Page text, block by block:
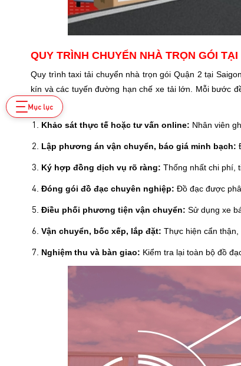
QUY TRÌNH CHUYỂN NHÀ TRỌN GÓI
Quy trình taxi tải chuyển nhà trọn gói Quận 2 tại
kín và các tuyến đường hạn chế xe tải lớn. Mỗi bước
hàng.
Khảo sát thực tế hoặc tư vấn online: Nhân viên
Lập phương án vận chuyển, báo giá minh bạch:
Ký hợp đồng dịch vụ rõ ràng: Thống nhất chi phí,
Đóng gói đồ đạc chuyên nghiệp: Đồ đạc được
Điều phối phương tiện vận chuyển: Sử dụng xe
Vận chuyển, bốc xếp, lắp đặt: Thực hiện cẩn
Nghiệm thu và bàn giao: Kiểm tra lại toàn bộ đồ
Mục lục